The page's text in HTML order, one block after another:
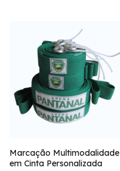
Marcação Multimodalidade
em Cinta Personalizada